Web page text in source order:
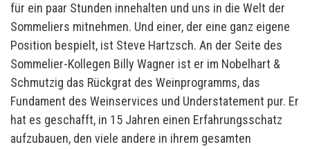
für ein paar Stunden innehalten und uns in die Welt der
Sommeliers mitnehmen. Und einer, der eine ganz eigene
Position bespielt, ist Steve Hartzsch. An der Seite des
Sommelier-Kollegen Billy Wagner ist er im Nobelhart &
Schmutzig das Rückgrat des Weinprogramms, das
Fundament des Weinservices und Understatement pur. Er
hat es geschafft, in 15 Jahren einen Erfahrungsschatz
aufzubauen, den viele andere in ihrem gesamten